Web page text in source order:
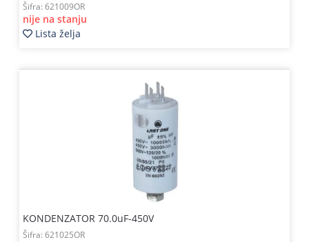
Šifra: 621009OR
nije na stanju
Lista želja
KONDENZATOR 70.0uF-450V
Šifra: 621025OR